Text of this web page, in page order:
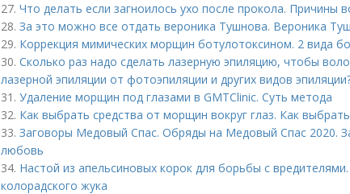
27. Что делать если загноилось ухо после прокола. Причины
28. За это можно все отдать вероника Тушнова. Вероника
29. Коррекция мимических морщин ботулотоксином. 2 вида
30. Сколько раз надо сделать лазерную эпиляцию, чтобы
лазерной эпиляции от фотоэпиляции и других видов
31. Удаление морщин под глазами в GMTClinic. Суть метода
32. Как выбрать средства от морщин вокруг глаз. Как
33. Заговоры Медовый Спас. Обряды на Медовый Спас 2020.
любовь
34. Настой из апельсиновых корок для борьбы с
колорадского жука